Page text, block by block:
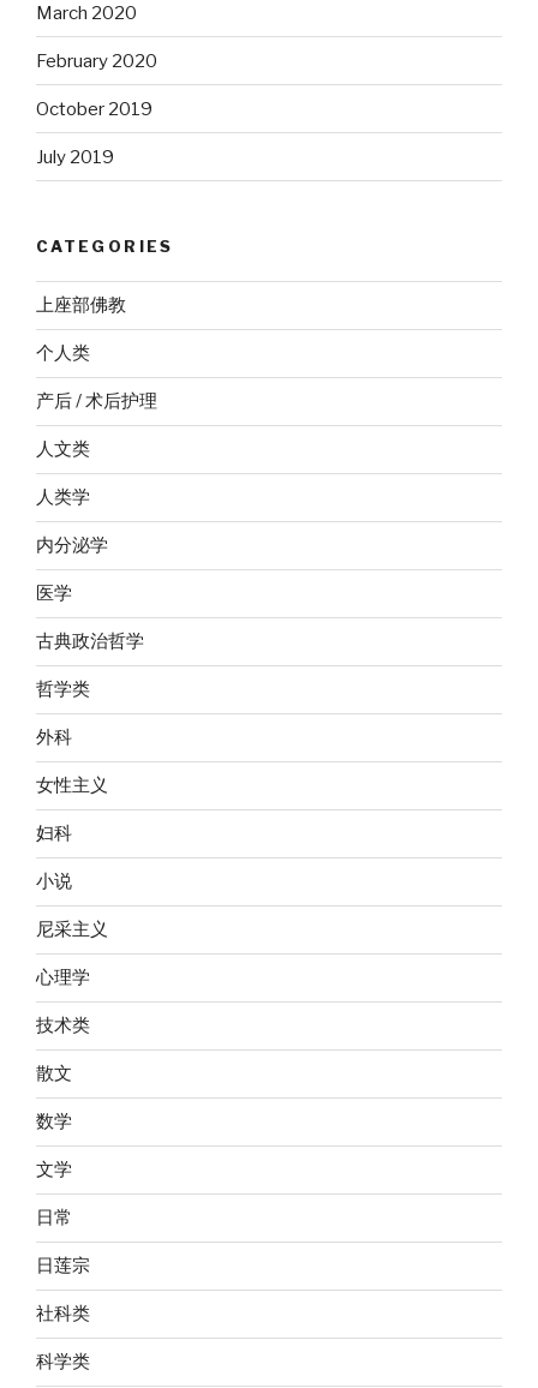
March 2020
February 2020
October 2019
July 2019
CATEGORIES
上座部佛教
个人类
产后 / 术后护理
人文类
人类学
内分泌学
医学
古典政治哲学
哲学类
外科
女性主义
妇科
小说
尼采主义
心理学
技术类
散文
数学
文学
日常
日莲宗
社科类
科学类